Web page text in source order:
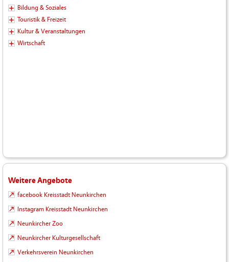
Bildung & Soziales
Touristik & Freizeit
Kultur & Veranstaltungen
Wirtschaft
Weitere Angebote
facebook Kreisstadt Neunkirchen
Instagram Kreisstadt Neunkirchen
Neunkircher Zoo
Neunkircher Kulturgesellschaft
Verkehrsverein Neunkirchen